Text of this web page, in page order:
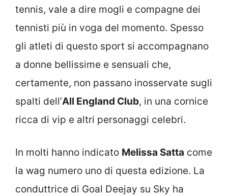
tennis, vale a dire mogli e compagne dei
tennisti più in voga del momento. Spesso
gli atleti di questo sport si accompagnano
a donne bellissime e sensuali che,
certamente, non passano inosservate sugli
spalti dell’All England Club, in una cornice
ricca di vip e altri personaggi celebri.
In molti hanno indicato Melissa Satta come
la wag numero uno di questa edizione. La
conduttrice di Goal Deejay su Sky ha